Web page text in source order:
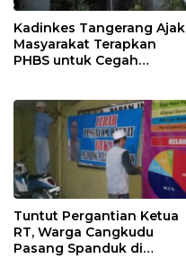
Kadinkes Tangerang Ajak
Masyarakat Terapkan
PHBS untuk Cegah
Tuntut Pergantian Ketua
RT, Warga Cangkudu
Pasang Spanduk di